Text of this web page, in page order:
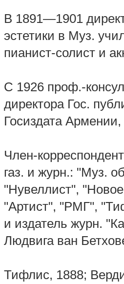
В 1891—1901
эстетики в Муз.
пианист-солист и
С 1926 проф.-
директора Гос.
Госиздата
Член-
газ. и журн.: "Муз.
"Нувеллист",
"Артист", "РМГ",
и издатель журн.
Людвига ван
Тифлис, 1888;